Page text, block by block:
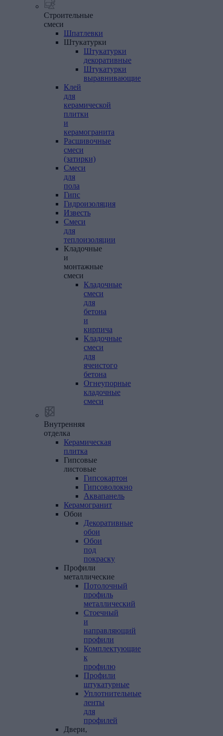
Строительные
смеси
Шпатлевки
Штукатурки
Штукатурки
декоративные
Штукатурки
выравнивающие
Клей
для
керамической
плитки
и
керамогранита
Расшивочные
смеси
(затирки)
Смеси
для
пола
Гипс
Гидроизоляция
Известь
Смеси
для
теплоизоляции
Кладочные
и
монтажные
смеси
Кладочные
смеси
для
бетона
и
кирпича
Кладочные
смеси
для
ячеистого
бетона
Огнеупорные
кладочные
смеси
Внутренняя
отделка
Керамическая
плитка
Гипсовые
листовые
Гипсокартон
Гипсоволокно
Аквапанель
Керамогранит
Обои
Декоративные
обои
Обои
под
покраску
Профили
металлические
Потолочный
профиль
металлический
Стоечный
и
направляющий
профили
Комплектующие
к
профилю
Профили
штукатурные
Уплотнительные
ленты
для
профилей
Двери,